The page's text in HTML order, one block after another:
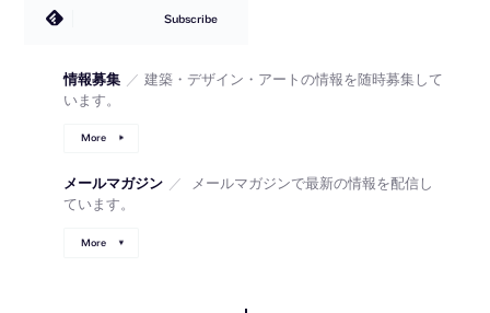
Subscribe
情報募集 ／ 建築・デザイン・アートの情報を随時募集して
います。
More
メールマガジン ／
メールマガジンで最新の情報を配信し
ています。
More